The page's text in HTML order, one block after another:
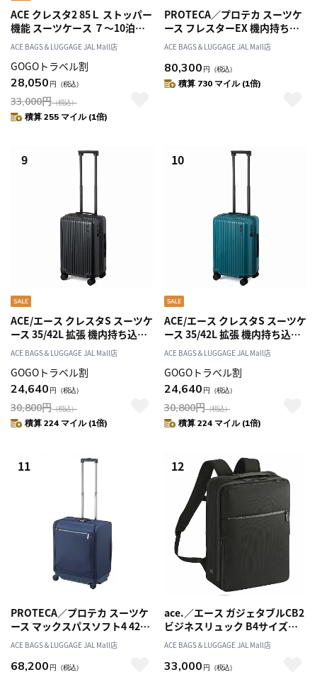
ACE クレスタ2 85Ｌ ストッパー
機能 スーツケース ７～10泊
06938
ACE BAGS＆LUGGAGE JAL Mall店
GOGOトラベル割
28,050 円 （税込）
33,000円（税込）
積算 255 マイル (1倍)
PROTECA／プロテカ スーツケ
ース フレスターEX 機内持ち込
み キャスターストッパー フロ
ントオープン 36/45L 01551
ACE BAGS＆LUGGAGE JAL Mall店
80,300 円 （税込）
積算 730 マイル (1倍)
9
ACE/エース クレスタS スーツケ
ース 35/42L 拡張 機内持ち込み
09161
ACE BAGS＆LUGGAGE JAL Mall店
GOGOトラベル割
24,640 円 （税込）
30,800円（税込）
積算 224 マイル (1倍)
10
ACE/エース クレスタS スーツケ
ース 35/42L 拡張 機内持ち込み
09161
ACE BAGS＆LUGGAGE JAL Mall店
GOGOトラベル割
24,640 円 （税込）
30,800円（税込）
積算 224 マイル (1倍)
11
PROTECA／プロテカ スーツケ
ース マックスパスソフト4 42リ
ットル ソフトケース 日本製 2～
3泊 機内持込 12112
ACE BAGS＆LUGGAGE JAL Mall店
68,200 円 （税込）
12
ace.／エース ガジェタブルCB2
ビジネスリュック B4サイズ
15.6インチ 19/23L 20025
ACE BAGS＆LUGGAGE JAL Mall店
33,000 円 （税込）